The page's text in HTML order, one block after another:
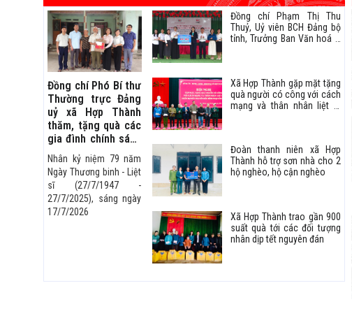
Đồng chí Phó Bí thư
Thường trực Đảng
uỷ xã Hợp Thành
thăm, tặng quà các
gia đình chính sách
nhân kỷ niệm 79
năm Ngày Thương
binh - Liệt sĩ
(27/7/1947 -
27/7/2026)
Nhân kỷ niệm 79 năm
Ngày Thương binh - Liệt
sĩ (27/7/1947 -
27/7/2025), sáng ngày
17/7/2026
Đồng chí Phạm Thị Thu
Thuỷ, Uỷ viên BCH Đảng bộ
tỉnh, Trưởng Ban Văn hoá –
XVI, nhiệm kỳ 2026 – 2031
trao tặng máy lọc nước tại
trường Tiểu học Phủ Lý
Xã Hợp Thành gặp mặt tặng
quà người có công với cách
mạng và thân nhân liệt sĩ
Đoàn thanh niên xã Hợp
Thành hỗ trợ sơn nhà cho 2
hộ nghèo, hộ cận nghèo
Xã Hợp Thành trao gần 900
suất quà tới các đối tượng
nhân dịp tết nguyên đán